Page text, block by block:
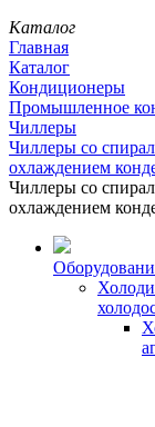
Каталог
Главная
Каталог
Кондиционеры
Промышленное
Чиллеры
Чиллеры со
охлаждением
Чиллеры со
охлаждением